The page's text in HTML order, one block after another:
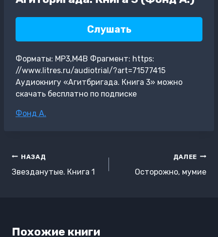
Слушать
Форматы: MP3,M4B Фрагмент: https:
//www.litres.ru/audiotrial/?art=71577415
Аудиокнигу «Агитбригада. Книга 3» можно
скачать бесплатно по подписке
Метки
Фонд А.
Навигация
по
НАЗАД
Звезданутые. Книга 1
ДАЛЕЕ
Осторожно, мумие
Похожие книги